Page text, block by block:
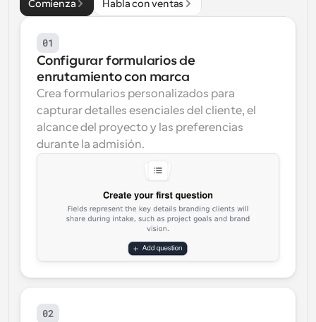
Reserva reuniones de forma fluida con varias personas
Webhooks
Recibe notificaciones cuando ocurra algo
Comienza Habla con ventas
01
Configurar formularios de
enrutamiento con marca
Crea formularios personalizados para
capturar detalles esenciales del cliente, el
alcance del proyecto y las preferencias
durante la admisión.
02